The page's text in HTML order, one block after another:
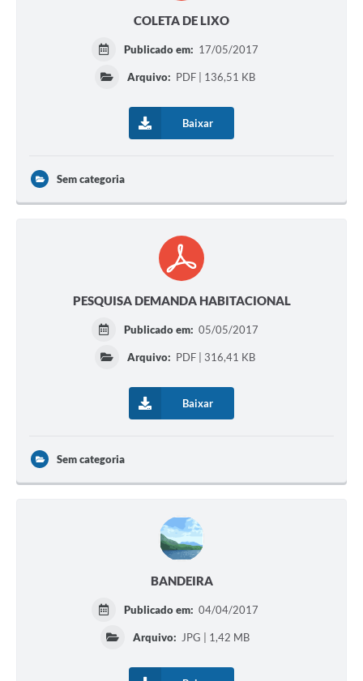
COLETA DE LIXO
Publicado em: 17/05/2017
Arquivo: PDF | 136,51 KB
Baixar
Sem categoria
PESQUISA DEMANDA HABITACIONAL
Publicado em: 05/05/2017
Arquivo: PDF | 316,41 KB
Baixar
Sem categoria
BANDEIRA
Publicado em: 04/04/2017
Arquivo: JPG | 1,42 MB